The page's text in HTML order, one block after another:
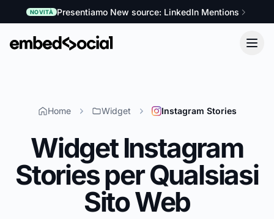
NOVITÀ Presentiamo New source: LinkedIn Mentions
Home Widget Instagram Stories
Widget Instagram
Stories per Qualsiasi
Sito Web